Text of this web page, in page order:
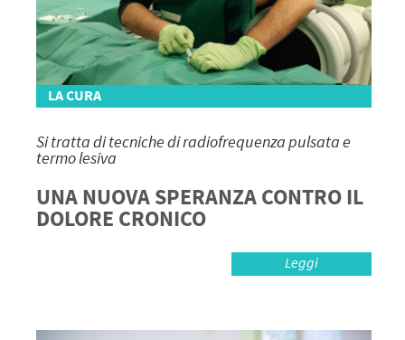
LA CURA
Si tratta di tecniche di radiofrequenza pulsata e
termo lesiva
UNA NUOVA SPERANZA CONTRO IL
DOLORE CRONICO
Leggi